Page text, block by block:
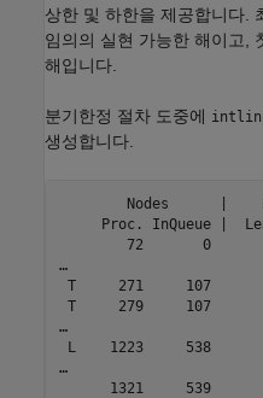
상한 및 하한을 제공합니다.
임의의 실현 가능한 해이고,
해입니다.
분기한정 절차 도중에
생성합니다.
Nodes      |
Proc. InQueue |
72       0
…
T     271     107
T     279     107
…
L    1223     538
…
1321     539